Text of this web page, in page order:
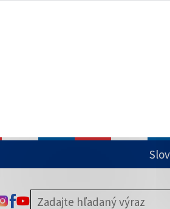
ODKAZ SA OTVORÍ NA NOVEJ KARTE
ODKAZ SA OTVORÍ NA NOVEJ KARTE
ODKAZ SA OTVORÍ NA NOVEJ KARTE